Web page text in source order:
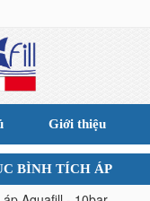
Giới thiệu
BÌNH TÍCH ÁP